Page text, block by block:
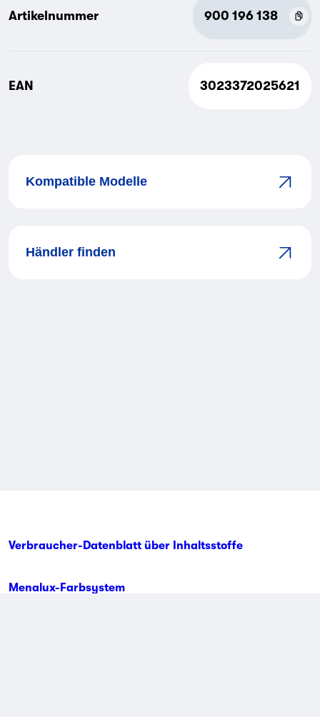
Artikelnummer 900 196 138
EAN 3023372025621
Kompatible Modelle
Händler finden
Verbraucher-Datenblatt über Inhaltsstoffe
Menalux-Farbsystem